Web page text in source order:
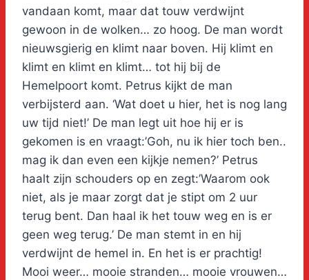
vandaan komt, maar dat touw verdwijnt
gewoon in de wolken… zo hoog. De man wordt
nieuwsgierig en klimt naar boven. Hij klimt en
klimt en klimt en klimt… tot hij bij de
Hemelpoort komt. Petrus kijkt de man
verbijsterd aan. ‘Wat doet u hier, het is nog lang
uw tijd niet!’ De man legt uit hoe hij er is
gekomen is en vraagt:’Goh, nu ik hier toch ben..
mag ik dan even een kijkje nemen?’ Petrus
haalt zijn schouders op en zegt:’Waarom ook
niet, als je maar zorgt dat je stipt om 2 uur
terug bent. Dan haal ik het touw weg en is er
geen weg terug.’ De man stemt in en hij
verdwijnt de hemel in. En het is er prachtig!
Mooi weer… mooie stranden… mooie vrouwen…